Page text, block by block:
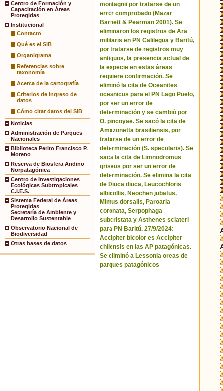
Centro de Formación y
Capacitación en Áreas
Protegidas
Institucional
Contacto
Qué es el SIB
Organigrama
Referencias sobre
taxonomía
Acerca de la cartografía
Criterios de ingreso de
datos
Cómo citar datos del SIB
Noticias
Administración de Parques
Nacionales
Biblioteca Perito Francisco P.
Moreno
Reserva de Biosfera Andino
Norpatagónica
Centro de Investigaciones
Ecológicas Subtropicales
C.I.E.S.
Sistema Federal de Áreas
Protegidas
Secretaría de Ambiente y
Desarrollo Sustentable
Observatorio Nacional de
Biodiversidad
Otras bases de datos
montagnii por tratarse de un
error comprobado (Mazar
Barnett & Pearman 2001). Se
eliminaron los registros de Ara
militaris en PN Calilegua y Baritú,
por tratarse de registros muy
antiguos, la presencia actual de
la especie en estas áreas
requiere confirmación. Se
eliminó la cita de Oceanites
oceanicus para el PN Lago Puelo,
por ser un error de
determinación y se cambió por
O. pincoyae. Se sacó la cita de
Amazonetta brasiliensis, por
tratarse de un error de
determinación (S. specularis). Se
saca la cita de Limnodromus
griseus por ser un error de
determinación. Se elimina la cita
de Diuca diuca, Leucochloris
albicollis, Neochen jubatus,
Mimus dorsalis, Paroaria
coronata, Serpophaga
subcristata y Asthenes sclateri
para PN Baritú. 27/9/2024:
Accipiter bicolor es Accipiter
chilensis en las AP patagónicas.
Se eliminó a Lessonia oreas de
parques patagónicos